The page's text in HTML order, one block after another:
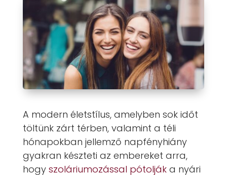
A modern életstílus, amelyben sok időt
töltünk zárt térben, valamint a téli
hónapokban jellemző napfényhiány
gyakran készteti az embereket arra,
hogy szoláriumozással pótoljáka nyári